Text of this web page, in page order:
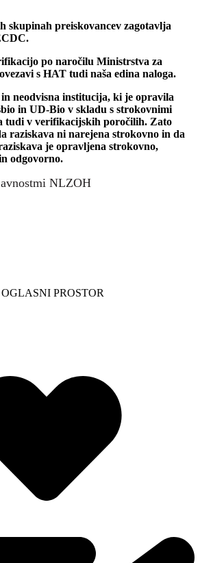
skupinah preiskovancev zagotavlja
po naročilu Ministrstva za
s HAT tudi naša edina naloga.
neodvisna institucija, ki je opravila
in UD-Bio v skladu s strokovnimi
tudi v verifikacijskih poročilih. Zato
raziskava ni narejena strokovno in da
je opravljena strokovno,
odgovorno.
NLZOH